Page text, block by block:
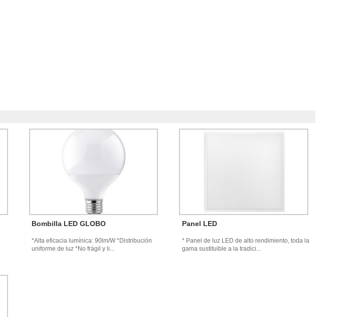
Bombilla LED GLOBO
*Alta eficacia lumínica: 90lm/W *Distribución
uniforme de luz *No frágil y li...
Panel LED
* Panel de luz LED de alto rendimiento, toda la
gama sustituible a la tradici...